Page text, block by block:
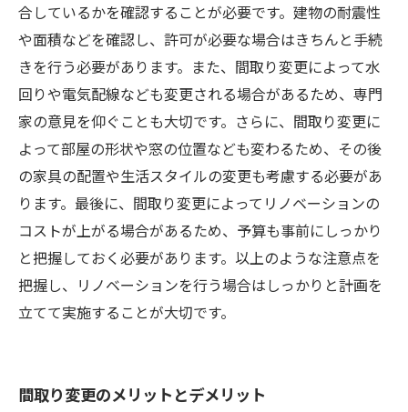
合しているかを確認することが必要です。建物の耐震性
や面積などを確認し、許可が必要な場合はきちんと手続
きを行う必要があります。また、間取り変更によって水
回りや電気配線なども変更される場合があるため、専門
家の意見を仰ぐことも大切です。さらに、間取り変更に
よって部屋の形状や窓の位置なども変わるため、その後
の家具の配置や生活スタイルの変更も考慮する必要があ
ります。最後に、間取り変更によってリノベーションの
コストが上がる場合があるため、予算も事前にしっかり
と把握しておく必要があります。以上のような注意点を
把握し、リノベーションを行う場合はしっかりと計画を
立てて実施することが大切です。
間取り変更のメリットとデメリット